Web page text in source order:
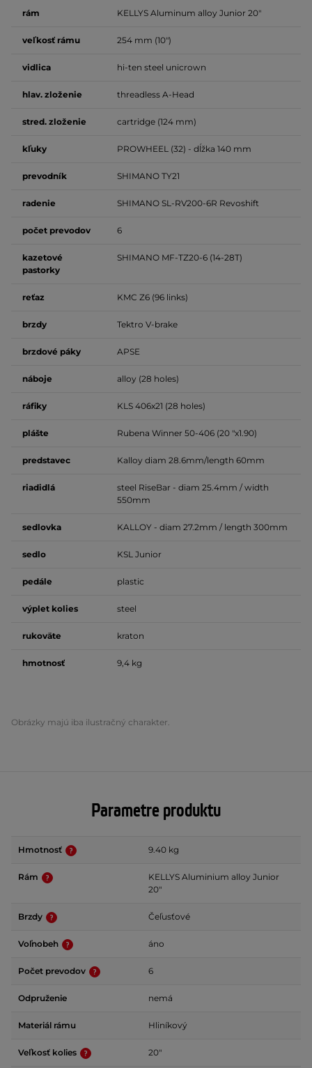
rám KELLYS Aluminum alloy Junior 20"
veľkosť rámu 254 mm (10")
vidlica hi-ten steel unicrown
hlav. zloženie threadless A-Head
stred. zloženie cartridge (124 mm)
kľuky PROWHEEL (32) - dĺžka 140 mm
prevodník SHIMANO TY21
radenie SHIMANO SL-RV200-6R Revoshift
počet prevodov 6
kazetové
pastorky
SHIMANO MF-TZ20-6 (14-28T)
reťaz KMC Z6 (96 links)
brzdy Tektro V-brake
brzdové páky APSE
náboje alloy (28 holes)
ráfiky KLS 406x21 (28 holes)
plášte Rubena Winner 50-406 (20 "x1.90)
predstavec Kalloy diam 28.6mm/length 60mm
riadidlá
steel RiseBar - diam 25.4mm / width
550mm
sedlovka KALLOY - diam 27.2mm / length 300mm
sedlo KSL Junior
pedále plastic
výplet kolies steel
rukoväte kraton
hmotnosť 9,4 kg
Obrázky majú iba ilustračný charakter.
Parametre produktu
Hmotnosť 9.40 kg
Rám
KELLYS Aluminium alloy Junior
20"
Brzdy Čeľusťové
Voľnobeh áno
Počet prevodov 6
Odpruženie nemá
Materiál rámu Hliníkový
Veľkosť kolies 20"